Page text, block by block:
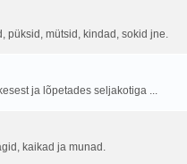
püksid, mütsid, kindad, sokid jne.
ja lõpetades seljakotiga ...
kaikad ja munad.